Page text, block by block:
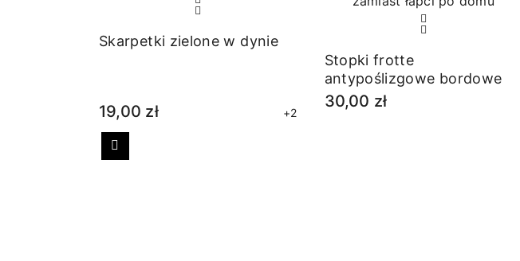
Skarpetki zielone w dynie
19,00 zł +2
Stopki frotte
antypoślizgowe bordowe
30,00 zł
Poprzedni